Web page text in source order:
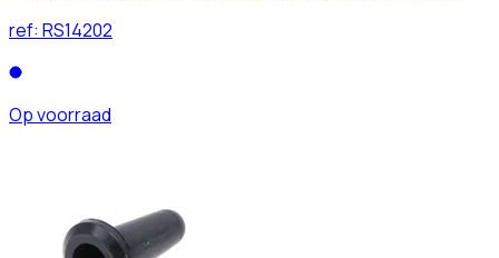
ref: RS14202
Op voorraad